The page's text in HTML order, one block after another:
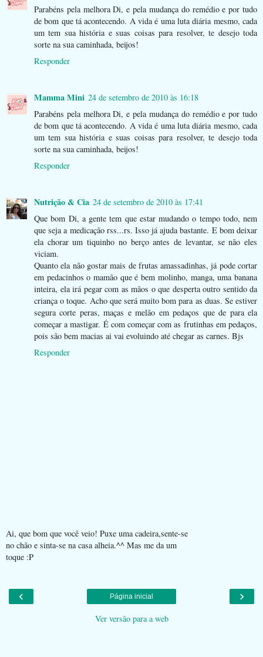
Parabéns pela melhora Di, e pela mudança do remédio e por tudo
de bom que tá acontecendo. A vida é uma luta diária mesmo, cada
um tem sua história e suas coisas para resolver, te desejo toda
sorte na sua caminhada, beijos!
Responder
Mamma Mini 24 de setembro de 2010 às 16:18
Parabéns pela melhora Di, e pela mudança do remédio e por tudo
de bom que tá acontecendo. A vida é uma luta diária mesmo, cada
um tem sua história e suas coisas para resolver, te desejo toda
sorte na sua caminhada, beijos!
Responder
Nutrição & Cia 24 de setembro de 2010 às 17:41
Que bom Di, a gente tem que estar mudando o tempo todo, nem
que seja a medicação rss...rs. Isso já ajuda bastante. E bom deixar
ela chorar um tiquinho no berço antes de levantar, se não eles
viciam.
Quanto ela não gostar mais de frutas amassadinhas, já pode cortar
em pedacinhos o mamão que é bem molinho, manga, uma banana
inteira, ela irá pegar com as mãos o que desperta outro sentido da
criança o toque. Acho que será muito bom para as duas. Se estiver
segura corte peras, maças e melão em pedaços que de para ela
começar a mastigar. É com começar com as frutinhas em pedaços,
pois são bem macias ai vai evoluindo até chegar as carnes. Bjs
Responder
Ai, que bom que você veio! Puxe uma cadeira,sente-se
no chão e sinta-se na casa alheia.^^ Mas me da um
toque :P
‹ ›
Página inicial
Ver versão para a web